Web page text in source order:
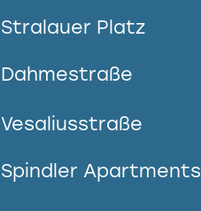
Stralauer Platz
Dahmestraße
Vesaliusstraße
Spindler Apartments